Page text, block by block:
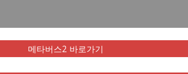
메타버스2 바로가기